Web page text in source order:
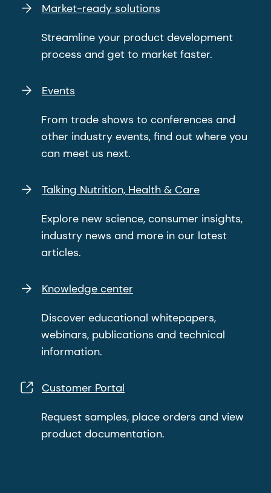
Market-ready solutions
Streamline your product development
process and get to market faster.
Events
From trade shows to conferences and
other industry events, find out where you
can meet us next.
Talking Nutrition, Health & Care
Explore new science, consumer insights,
industry news and more in our latest
articles.
Knowledge center
Discover educational whitepapers,
webinars, publications and technical
information.
Customer Portal
Request samples, place orders and view
product documentation.